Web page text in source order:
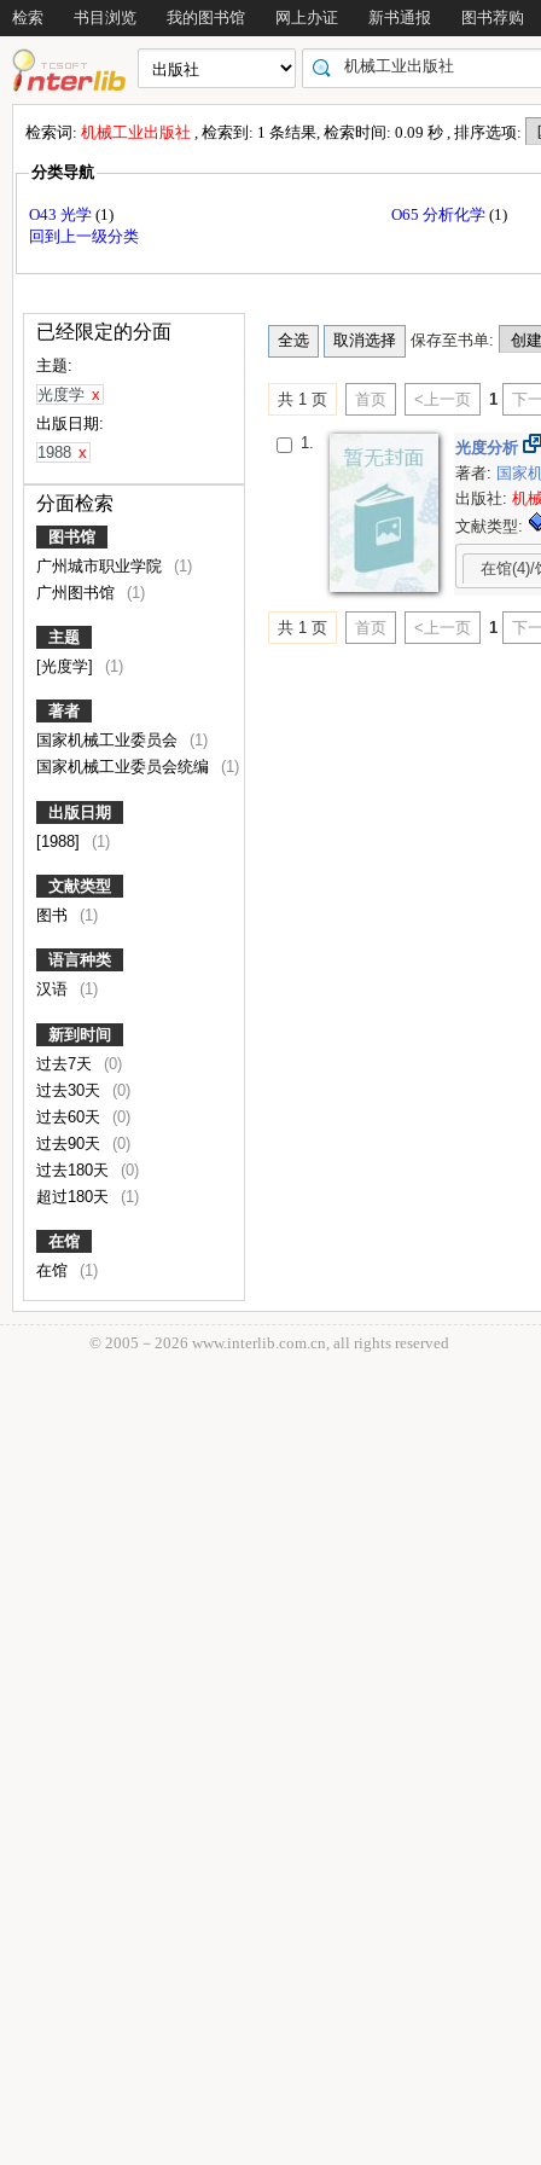
检索 书目浏览 我的图书馆 网上办证 新书通报 图书荐购
检索词: 机械工业出版社 , 检索到: 1 条结果, 检索时间: 0.09 秒 , 排序选项:
分类导航
O43 光学 (1) O65 分析化学 (1)
回到上一级分类
已经限定的分面
主题:
光度学 x
出版日期:
1988 x
分面检索
图书馆
广州城市职业学院
(1)
广州图书馆
(1)
主题
[光度学]
(1)
著者
国家机械工业委员会
(1)
国家机械工业委员会统编
(1)
出版日期
[1988]
(1)
文献类型
图书
(1)
语言种类
汉语
(1)
新到时间
过去7天
(0)
过去30天
(0)
过去60天
(0)
过去90天
(0)
过去180天
(0)
超过180天
(1)
在馆
在馆
(1)
保存至书单:
共 1 页 首页 <上一页 1 下
1.
光度分析
著者: 国家
出版社:机
文献类型:
在馆(4)/
共 1 页 首页 <上一页 1 下
© 2005－ 2026 www.interlib.com.cn, all rights reserved